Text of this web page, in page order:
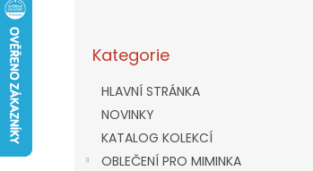
kategorie
Kategorie
HLAVNÍ STRÁNKA
NOVINKY
KATALOG KOLEKCÍ
OBLEČENÍ PRO MIMINKA